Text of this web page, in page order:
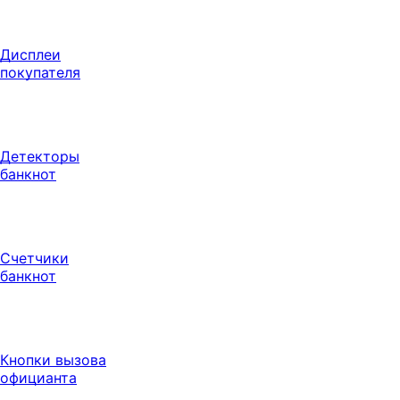
Дисплеи
покупателя
Детекторы
банкнот
Счетчики
банкнот
Кнопки вызова
официанта